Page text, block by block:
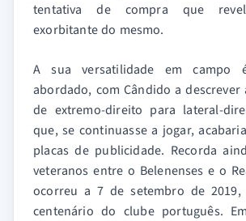
tentativa de compra que
exorbitante do mesmo.
A sua versatilidade em campo
abordado, com Cândido a descrever
de extremo-direito para lateral-
que, se continuasse a jogar,
placas de publicidade. Recorda
veteranos entre o Belenenses e o
ocorreu a 7 de setembro de
centenário do clube português.